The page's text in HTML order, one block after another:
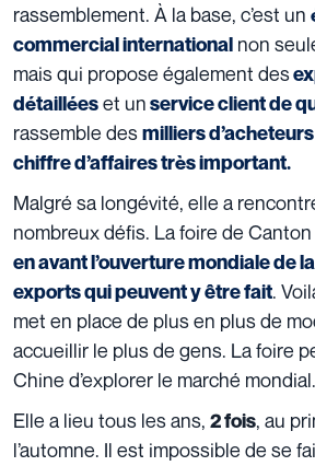
rassemblement. À la base, c’est un
commercial international non
mais qui propose également des
détailléeset unservice client de
rassemble desmilliers d’acheteurs
chiffre d’affaires très important.
Malgré sa longévité, elle a
nombreux défis. La foire de
en avant l’ouverture mondiale de
exports qui peuvent y être fait.
met en place de plus en plus de
accueillir le plus de gens. La foire
Chine d’explorer le marché mondial.
Elle a lieu tous les ans, 2 fois, au
l’automne. Il est impossible de se